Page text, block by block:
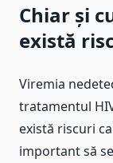
Chiar și
există
Viremia
tratamentul
există riscuri
important să